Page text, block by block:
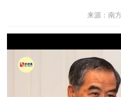
来源：南